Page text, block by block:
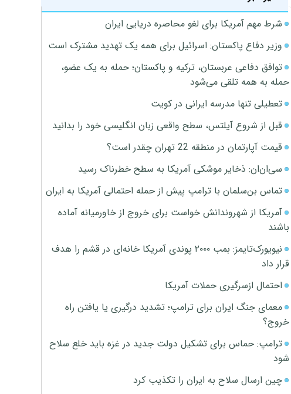
شرط مهم آمریکا برای لغو محاصره دریایی ایران
وزیر دفاع پاکستان: اسرائیل برای همه یک تهدید مشترک است
توافق دفاعی عربستان، ترکیه و پاکستان؛ حمله به یک عضو،
حمله به همه تلقی می‌شود
تعطیلی تنها مدرسه ایرانی در کویت
قبل از شروع آیلتس، سطح واقعی زبان انگلیسی خود را بدانید
قیمت آپارتمان در منطقه 22 تهران چقدر است؟
سی‌ان‌ان: ذخایر موشکی آمریکا به سطح خطرناک رسید
تماس بن‌سلمان با ترامپ پیش از حمله احتمالی آمریکا به ایران
آمریکا از شهروندانش خواست برای خروج از خاورمیانه آماده
باشند
نیویورک‌تایمز: بمب ۲۰۰۰ پوندی آمریکا خانه‌ای در قشم را هدف
قرار داد
احتمال ازسرگیری حملات آمریکا
معمای جنگ ایران برای ترامپ؛ تشدید درگیری یا یافتن راه
خروج؟
ترامپ: حماس برای تشکیل دولت جدید در غزه باید خلع سلاح
شود
چین ارسال سلاح به ایران را تکذیب کرد